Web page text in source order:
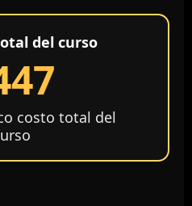
del curso
costo total del